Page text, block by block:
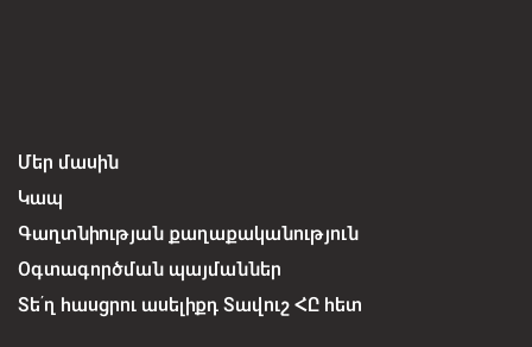
Մեր մասին
Կապ
Գաղտնիության քաղաքականություն
Օգտագործման պայմաններ
Տե՛ղ հասցրու ասելիքդ Տավուշ ՀԸ հետ